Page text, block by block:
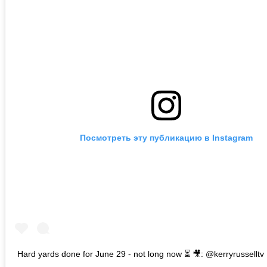
Посмотреть эту публикацию в Instagram
Hard yards done for June 29 - not long now ⏳ 🎥: @kerryrusselltv